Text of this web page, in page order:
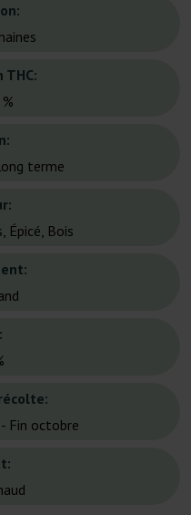
THC:
terme
Épicé, Bois
Fin octobre